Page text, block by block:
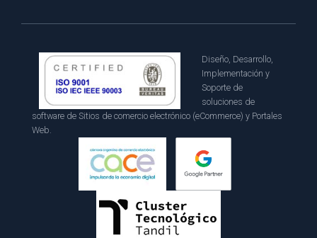
Diseño, Desarrollo,
Implementación y
Soporte de
soluciones de
software de Sitios de comercio electrónico (eCommerce) y Portales
Web.